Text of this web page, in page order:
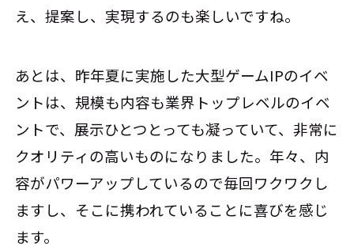
え、提案し、実現するのも楽しいですね。
あとは、昨年夏に実施した大型ゲームIPのイベ
ントは、規模も内容も業界トップレベルのイベ
ントで、展示ひとつとっても凝っていて、非常に
クオリティの高いものになりました。年々、内
容がパワーアップしているので毎回ワクワクし
ますし、そこに携われていることに喜びを感じ
ます。